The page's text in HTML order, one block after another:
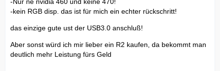
-kein RGB disp. das ist für mich ein echter rückschritt!
das einzige gute ust der USB3.0 anschluß!
Aber sonst würd ich mir lieber ein R2 kaufen, da bekommt man
deutlich mehr Leistung fürs Geld